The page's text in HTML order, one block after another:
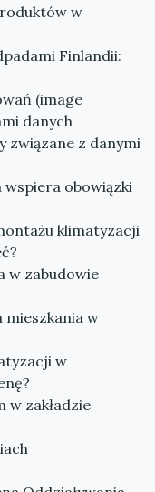
w
Finlandii:
(image
danych
związane z danymi
wspiera obowiązki
klimatyzacji
w zabudowie
mieszkania w
w
w zakładzie